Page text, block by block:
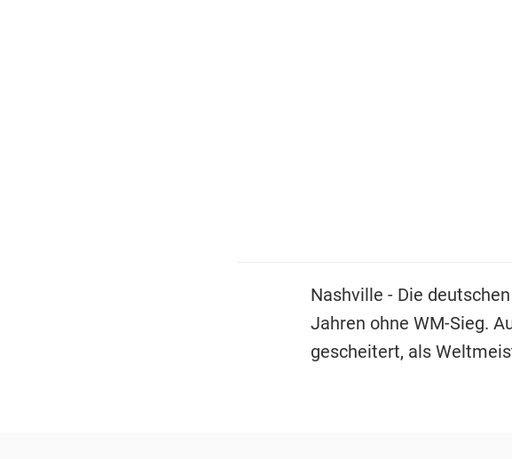
Nashville - Die
Jahren ohne WM-Sieg.
gescheitert, als